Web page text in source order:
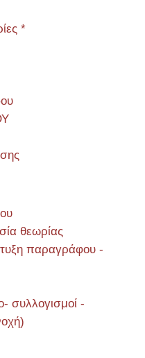
*
θεωρίας
παραγράφου -
συλλογισμοί -